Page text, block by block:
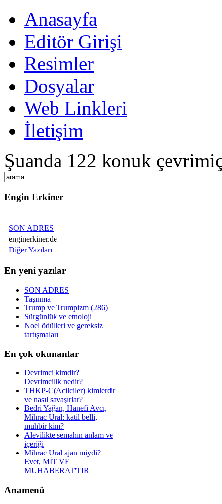
Anasayfa
Editör Girişi
Resimler
Dosyalar
Web Linkleri
İletişim
Şuanda 122 konuk
Engin Erkiner
SON ADRES
enginerkiner.de
Diğer Yazıları
En yeni yazılar
SON ADRES
Taşınma
Trump ve Trumpizm (286)
Sürgünlük ve etnoloji
Noel ödülleri ve gereksiz
tartışmaları
En çok okunanlar
Devrimci kimdir?
Devrimcilik nedir?
THKP-C(Acilciler) kimlerdir
ve nasıl savaşırlar?
Bedri Yağan, Hanefi Avcı,
Mihrac Ural: katil belli,
muhbir kim?
Alevilikte semahın anlam ve
içeriği
Mihrac Ural ajan miydi?
Evet, MİT VE
MUHABERAT'TIR
Anamenü